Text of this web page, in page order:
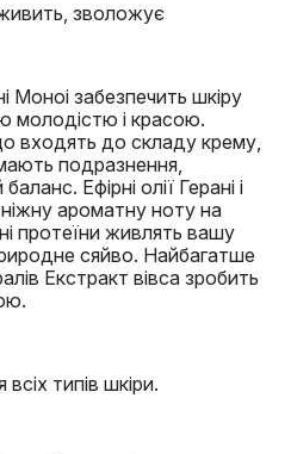
зволожує
Моноі забезпечить шкіру
молодістю і красою.
входять до складу крему,
подразнення,
Ефірні олії Герані і
ароматну ноту на
протеїни живлять вашу
сяйво. Найбагатше
Екстракт вівса зробить
типів шкіри.